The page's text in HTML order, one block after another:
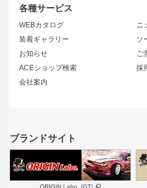
各種サービス
WEBカタログ
装着ギャラリー
お知らせ
ACEショップ検索
会社案内
ニ
ソ
ご
採
S14 シルビア 後期
S13 シルビア
180SX
シルエイティ
ロ
セ
キ
スズキ
GS350
SC
スバル 三菱
リアウイング
ジムニーパーツ
ホイール
MUD-S7
MUD-SR7
ま
ボンネット
フェンダー
サイドパーツ
リ
メ
ブランドサイト
ORIGIN Labo. (GT)